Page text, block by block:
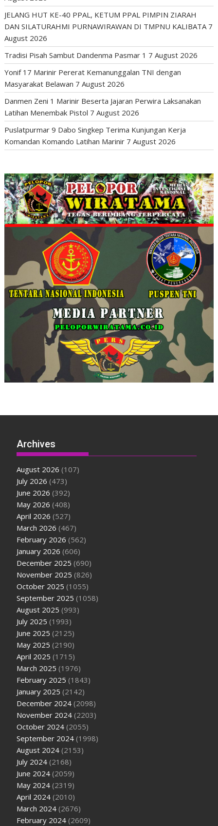
JELANG HUT KE-40 PPAL, KETUM PPAL PIMPIN ZIARAH
DAN SILATURAHMI PURNAWIRAWAN DI TMPNU KALIBATA 7
August 2026
Tradisi Pisah Sambut Dandenma Pasmar 1 7 August 2026
Yonif 17 Marinir Pererat Kemanunggalan TNI dengan
Masyarakat Belawan 7 August 2026
Danmen Zeni 1 Marinir Beserta Jajaran Perwira Laksanakan
Latihan Menembak Pistol 7 August 2026
Puslatpurmar 9 Dabo Singkep Terima Kunjungan Kerja
Komandan Komando Latihan Marinir 7 August 2026
Archives
August 2026 (107)
July 2026 (473)
June 2026 (392)
May 2026 (408)
April 2026 (527)
March 2026 (467)
February 2026 (562)
January 2026 (606)
December 2025 (690)
November 2025 (826)
October 2025 (1055)
September 2025 (1058)
August 2025 (993)
July 2025 (1993)
June 2025 (2125)
May 2025 (2190)
April 2025 (1715)
March 2025 (1976)
February 2025 (1843)
January 2025 (2142)
December 2024 (2098)
November 2024 (2203)
October 2024 (2055)
September 2024 (1998)
August 2024 (2153)
July 2024 (2168)
June 2024 (2059)
May 2024 (2319)
April 2024 (2010)
March 2024 (2676)
February 2024 (2609)